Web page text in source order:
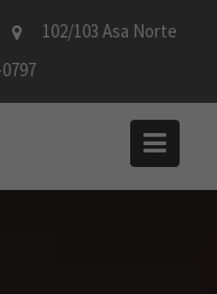
102/103 Asa Norte